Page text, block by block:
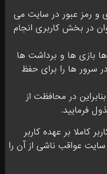
و رمز عبور در سایت می
در بخش کاربری انجام
بازی ها و برداشت ها
سرور ها را برای حفظ
در محافظت از
فرمایید.
کاملا بر عهده کاربر
عواقب ناشی از آن را